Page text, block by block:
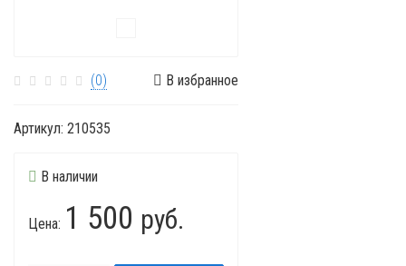
(0) В избранное
Артикул: 210535
В наличии
Цена: 1 500 руб.